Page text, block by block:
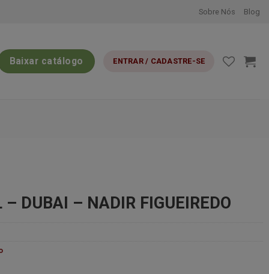
Sobre Nós Blog
Baixar catálogo ENTRAR / CADASTRE-SE
DUBAI – NADIR FIGUEIREDO